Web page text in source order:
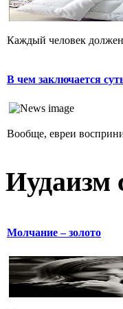
Каждый человек должен
В чем заключается
Вообще, евреи
Иудаизм
Молчание – золото